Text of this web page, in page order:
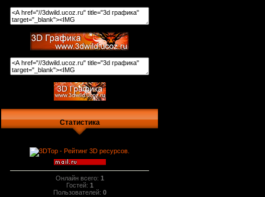
Статистика
Онлайн всего: 1
Гостей: 1
Пользователей: 0